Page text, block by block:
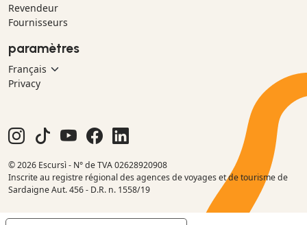
Revendeur
Fournisseurs
paramètres
Privacy
© 2026 Escursì - N° de TVA 02628920908
Inscrite au registre régional des agences de voyages et de tourisme de
Sardaigne Aut. 456 - D.R. n. 1558/19